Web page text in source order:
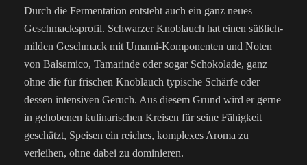
Durch die Fermentation entsteht auch ein ganz neues
Geschmacksprofil. Schwarzer Knoblauch hat einen süßlich-
milden Geschmack mit Umami-Komponenten und Noten
von Balsamico, Tamarinde oder sogar Schokolade, ganz
ohne die für frischen Knoblauch typische Schärfe oder
dessen intensiven Geruch. Aus diesem Grund wird er gerne
in gehobenen kulinarischen Kreisen für seine Fähigkeit
geschätzt, Speisen ein reiches, komplexes Aroma zu
verleihen, ohne dabei zu dominieren.